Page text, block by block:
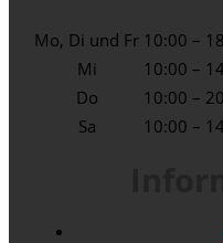
Mo, Di und Fr 10:00 –
Mi
10:00 –
Do
10:00 –
Sa
10:00 –